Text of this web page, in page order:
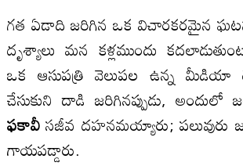
గత ఏడాది జరిగిన ఒక విచారకరమైన
దృశ్యాలు మన కళ్లముందు
ఒక ఆసుపత్రి వెలుపల ఉన్న మీడియా
చేసుకుని దాడి జరిగినప్పుడు, అందులో
ఫకావీసజీవ దహనమయ్యారు; పలువురు
గాయపడ్డారు.